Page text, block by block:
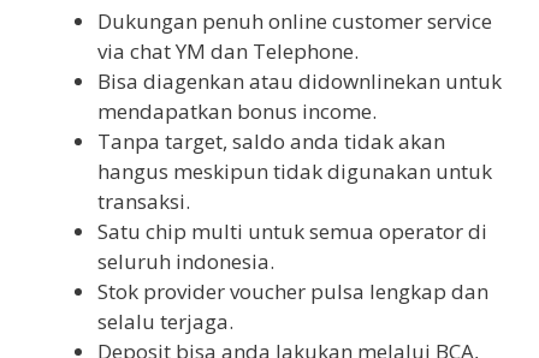
Dukungan penuh online customer service
via chat YM dan Telephone.
Bisa diagenkan atau didownlinekan untuk
mendapatkan bonus income.
Tanpa target, saldo anda tidak akan
hangus meskipun tidak digunakan untuk
transaksi.
Satu chip multi untuk semua operator di
seluruh indonesia.
Stok provider voucher pulsa lengkap dan
selalu terjaga.
Deposit bisa anda lakukan melalui BCA,